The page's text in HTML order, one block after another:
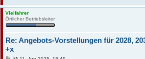
Vielfahrer
Örtlicher Betriebsleiter
Re: Angebots-Vorstellungen für 2028,
+x